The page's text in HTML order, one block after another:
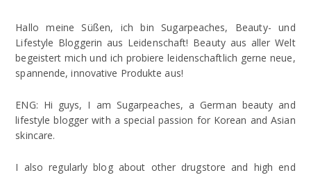
Hallo meine Süßen, ich bin Sugarpeaches, Beauty- und
Lifestyle Bloggerin aus Leidenschaft! Beauty aus aller Welt
begeistert mich und ich probiere leidenschaftlich gerne neue,
spannende, innovative Produkte aus!
ENG: Hi guys, I am Sugarpeaches, a German beauty and
lifestyle blogger with a special passion for Korean and Asian
skincare.
I also regularly blog about other drugstore and high end